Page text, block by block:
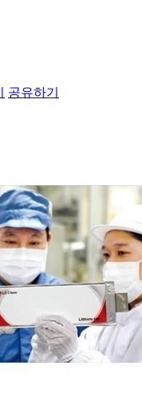
공유하기